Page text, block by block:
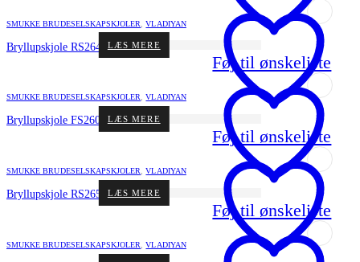
Føj til ønskeliste
Føj til ønskeliste
LÆS MERE
SMUKKE BRUDESELSKAPSKJOLER ,VLADIYAN
Bryllupskjole RS2643 fra Vladiyan
Føj til ønskeliste
LÆS MERE
SMUKKE BRUDESELSKAPSKJOLER,VLADIYAN
Bryllupskjole FS2601 fra Vladiyan
LÆS MERE
SMUKKE BRUDESELSKAPSKJOLER,VLADIYAN
Bryllupskjole RS2652 fra Vladiyan
SMUKKE BRUDESELSKAPSKJOLER ,VLADIYAN